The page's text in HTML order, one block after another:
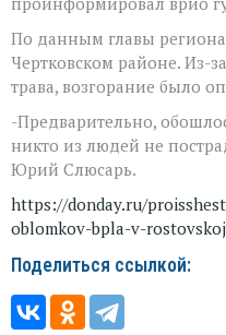
По данным главы
Чертковском районе. Из-
трава, возгорание было
-Предварительно,
никто из людей не
Юрий Слюсарь.
https://donday.ru/
oblomkov-bpla-v-
Поделиться ссылкой: